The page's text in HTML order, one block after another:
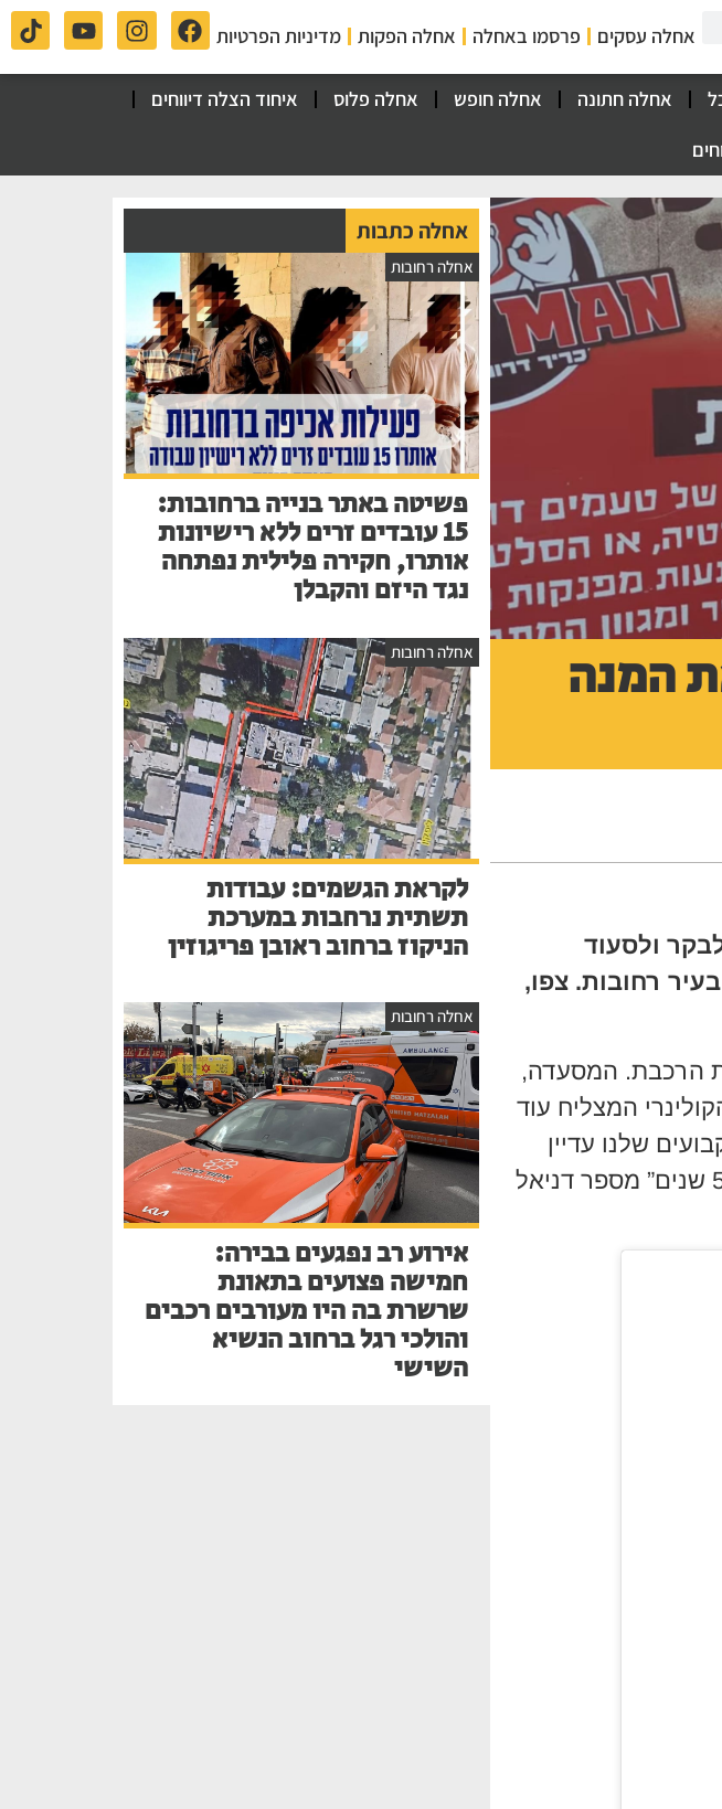
אחלה עסקים פרסמו באחלה אחלה הפקות מדיניות הפרטיות
אחלה חתונה אחלה חופש אחלה פלוס
איחוד הצלה דיווחים
המנה
ולסעוד
רחובות. צפו,
הרכבת. המסעדה,
הקולינרי המצליח עוד
שלנו עדיין
קוראים לנו ככה מההרגל, למרות שהמקום נקרא “ביף מן” כבר 5 שנים” מספר דניאל
אחלה כתבות
אחלה רחובות
פשיטה באתר בנייה ברחובות:
15 עובדים זרים ללא רישיונות
אותרו, חקירה פלילית נפתחה
נגד היזם והקבלן
אחלה רחובות
לקראת הגשמים: עבודות
תשתית נרחבות במערכת
הניקוז ברחוב ראובן פריגוזין
אחלה רחובות
אירוע רב נפגעים בבירה:
חמישה פצועים בתאונת
שרשרת בה היו מעורבים רכבים
והולכי רגל ברחוב הנשיא
השישי